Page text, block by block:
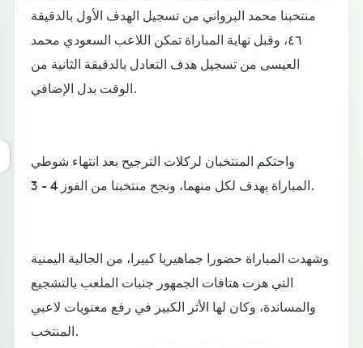
منتخبنا محمد البرواني من تسجيل الهدف الأول بالدقيقة
٤٦، وقبل نهاية المباراة تمكن اللاعب السعودي محمد
العيسى من تسجيل هدف التعادل بالدقيقة الثانية من
الوقت بدل الإضافي.
واحتكم المنتخبان لركلات الترجيح بعد انتهاء شوطي
المباراة بهدف لكل منهما، ونجح منتخبنا من الفوز 4 - 3.
وشهدت المباراة حضورا جماهيريا كبيرا، من الجالية اليمنية
التي هزت هتافات الجمهور جنبات الملعب بالتشجيع
والمساندة، وكان لها الأثر الكبير في رفع معنويات لاعبي
المنتخب.